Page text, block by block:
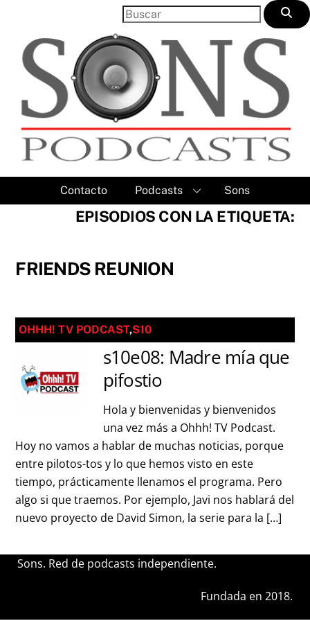
content
Contacto Podcasts Sons
EPISODIOS CON LA ETIQUETA:
FRIENDS REUNION
OHHH! TV PODCAST,S10
s10e08: Madre mía que
pifostio
Hola y bienvenidas y bienvenidos
una vez más a Ohhh! TV Podcast.
Hoy no vamos a hablar de muchas noticias, porque
entre pilotos-tos y lo que hemos visto en este
tiempo, prácticamente llenamos el programa. Pero
algo si que traemos. Por ejemplo, Javi nos hablará del
nuevo proyecto de David Simon, la serie para la […]
Sons. Red de podcasts independiente.
Fundada en 2018.